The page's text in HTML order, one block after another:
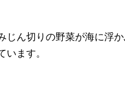
じん切りの野菜が海に浮
います。